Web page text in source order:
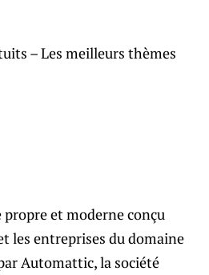
– Les meilleurs thèmes
et moderne conçu
les entreprises du domaine
Automattic, la société